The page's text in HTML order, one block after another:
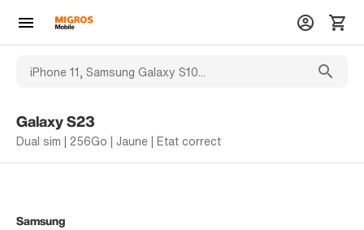
Galaxy S23
Dual sim | 256Go | Jaune | Etat correct
Samsung